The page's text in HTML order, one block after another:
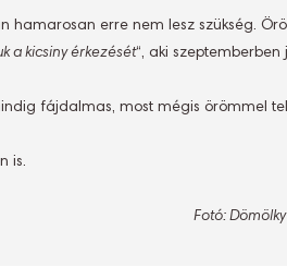
hamarosan erre nem lesz szükség.
a kicsiny érkezését“, aki szeptemberben
fájdalmas, most mégis örömmel
is.
Fotó: